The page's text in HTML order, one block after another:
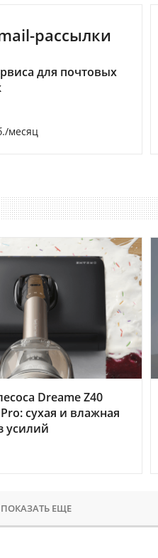
рассылки
для почтовых
месяц
Dreame Z40
сухая и влажная
усилий
ПОКАЗАТЬ ЕЩЕ